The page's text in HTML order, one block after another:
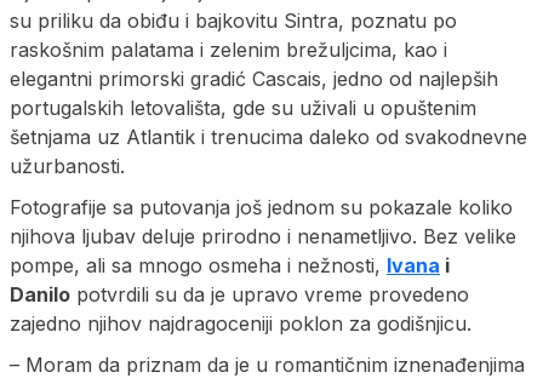
su priliku da obiđu i bajkovitu Sintra, poznatu po
raskošnim palatama i zelenim brežuljcima, kao i
elegantni primorski gradić Cascais, jedno od najlepših
portugalskih letovališta, gde su uživali u opuštenim
šetnjama uz Atlantik i trenucima daleko od svakodnevne
užurbanosti.
Fotografije sa putovanja još jednom su pokazale koliko
njihova ljubav deluje prirodno i nenametljivo. Bez velike
pompe, ali sa mnogo osmeha i nežnosti, Ivana i
Danilo potvrdili su da je upravo vreme provedeno
zajedno njihov najdragoceniji poklon za godišnjicu.
– Moram da priznam da je u romantičnim iznenađenjima